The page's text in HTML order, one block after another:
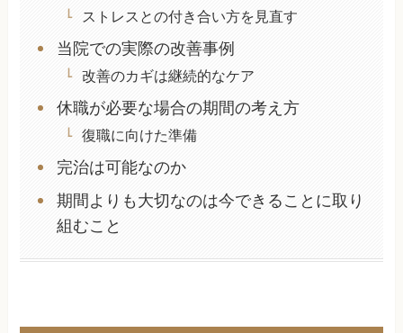
ストレスとの付き合い方を見直す
当院での実際の改善事例
改善のカギは継続的なケア
休職が必要な場合の期間の考え方
復職に向けた準備
完治は可能なのか
期間よりも大切なのは今できることに取り
組むこと